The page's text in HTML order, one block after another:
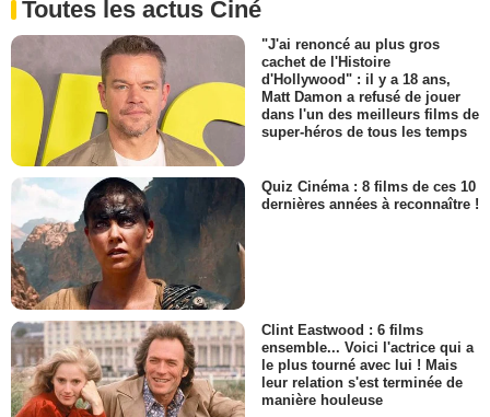
Toutes les actus Ciné
"J'ai renoncé au plus gros
cachet de l'Histoire
d'Hollywood" : il y a 18 ans,
Matt Damon a refusé de jouer
dans l'un des meilleurs films de
super-héros de tous les temps
Quiz Cinéma : 8 films de ces 10
dernières années à reconnaître !
Clint Eastwood : 6 films
ensemble... Voici l'actrice qui a
le plus tourné avec lui ! Mais
leur relation s'est terminée de
manière houleuse